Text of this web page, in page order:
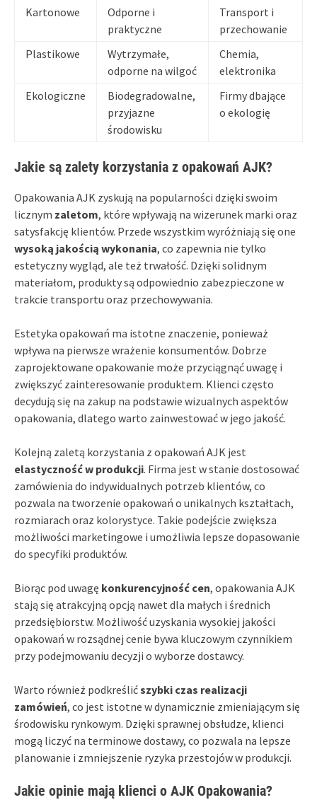
Kartonowe
Odporne i
praktyczne
Transport i
przechowanie
Plastikowe
Wytrzymałe,
odporne na wilgoć
Chemia,
elektronika
Ekologiczne
Biodegradowalne,
przyjazne
środowisku
Firmy dbające
o ekologię
Jakie są zalety korzystania z opakowań AJK?
Opakowania AJK zyskują na popularności dzięki swoim
licznym zaletom, które wpływają na wizerunek marki oraz
satysfakcję klientów. Przede wszystkim wyróżniają się one
wysoką jakością wykonania, co zapewnia nie tylko
estetyczny wygląd, ale też trwałość. Dzięki solidnym
materiałom, produkty są odpowiednio zabezpieczone w
trakcie transportu oraz przechowywania.
Estetyka opakowań ma istotne znaczenie, ponieważ
wpływa na pierwsze wrażenie konsumentów. Dobrze
zaprojektowane opakowanie może przyciągnąć uwagę i
zwiększyć zainteresowanie produktem. Klienci często
decydują się na zakup na podstawie wizualnych aspektów
opakowania, dlatego warto zainwestować w jego jakość.
Kolejną zaletą korzystania z opakowań AJK jest
elastyczność w produkcji. Firma jest w stanie dostosować
zamówienia do indywidualnych potrzeb klientów, co
pozwala na tworzenie opakowań o unikalnych kształtach,
rozmiarach oraz kolorystyce. Takie podejście zwiększa
możliwości marketingowe i umożliwia lepsze dopasowanie
do specyfiki produktów.
Biorąc pod uwagę konkurencyjność cen, opakowania AJK
stają się atrakcyjną opcją nawet dla małych i średnich
przedsiębiorstw. Możliwość uzyskania wysokiej jakości
opakowań w rozsądnej cenie bywa kluczowym czynnikiem
przy podejmowaniu decyzji o wyborze dostawcy.
Warto również podkreślićszybki czas realizacji
zamówień, co jest istotne w dynamicznie zmieniającym się
środowisku rynkowym. Dzięki sprawnej obsłudze, klienci
mogą liczyć na terminowe dostawy, co pozwala na lepsze
planowanie i zmniejszenie ryzyka przestojów w produkcji.
Jakie opinie mają klienci o AJK Opakowania?